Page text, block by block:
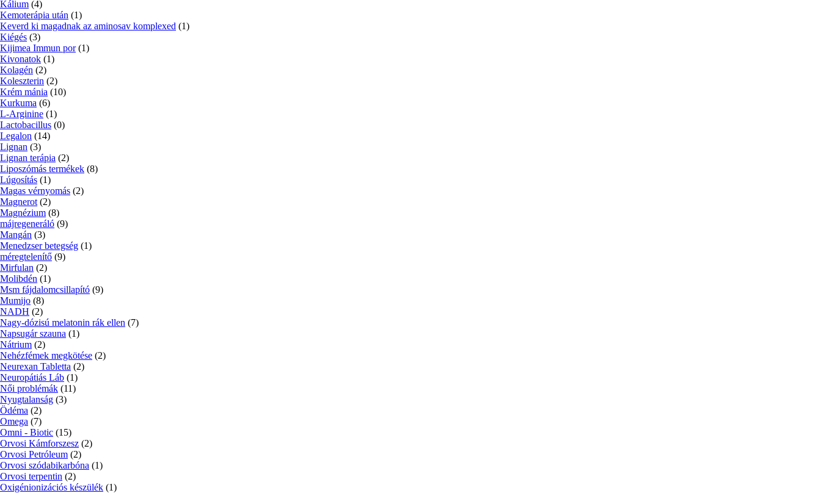
Kálium (4)
Kemoterápia után (1)
Keverd ki magadnak az aminosav komplexed (1)
Kiégés (3)
Kijimea Immun por (1)
Kivonatok (1)
Kolagén (2)
Koleszterin (2)
Krém mánia (10)
Kurkuma (6)
L-Arginine (1)
Lactobacillus (0)
Legalon (14)
Lignan (3)
Lignan terápia (2)
Liposzómás termékek (8)
Lúgosítás (1)
Magas vérnyomás (2)
Magnerot (2)
Magnézium (8)
májregeneráló (9)
Mangán (3)
Menedzser betegség (1)
méregtelenítő (9)
Mirfulan (2)
Molibdén (1)
Msm fájdalomcsillapító (9)
Mumijo (8)
NADH (2)
Nagy-dózisú melatonin rák ellen (7)
Napsugár szauna (1)
Nátrium (2)
Nehézfémek megkötése (2)
Neurexan Tabletta (2)
Neuropátiás Láb (1)
Női problémák (11)
Nyugtalanság (3)
Ödéma (2)
Omega (7)
Omni - Biotic (15)
Orvosi Kámforszesz (2)
Orvosi Petróleum (2)
Orvosi szódabikarbóna (1)
Orvosi terpentin (2)
Oxigénionizációs készülék (1)